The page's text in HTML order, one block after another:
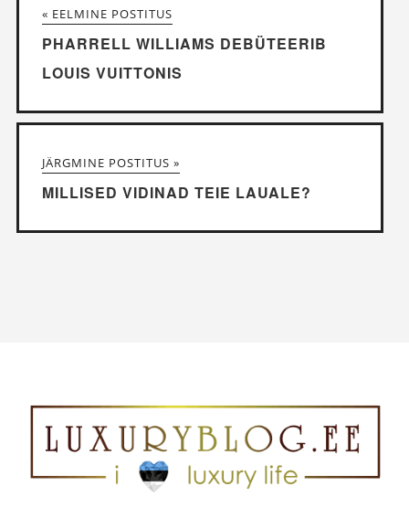
« EELMINE POSTITUS
PHARRELL WILLIAMS DEBÜTEERIB
LOUIS VUITTONIS
JÄRGMINE POSTITUS »
MILLISED VIDINAD TEIE LAUALE?